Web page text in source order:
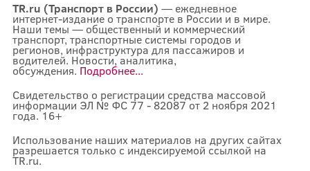
TR.ru (Транспорт в России) — ежедневное
интернет-издание о транспорте в России и в мире.
Наши темы — общественный и коммерческий
транспорт, транспортные системы городов и
регионов, инфраструктура для пассажиров и
водителей. Новости, аналитика,
обсуждения. Подробнее...
Свидетельство о регистрации средства массовой
информации ЭЛ № ФС 77 - 82087 от 2 ноября 2021
года. 16+
Использование наших материалов на других сайтах
разрешается только с индексируемой ссылкой на
TR.ru.